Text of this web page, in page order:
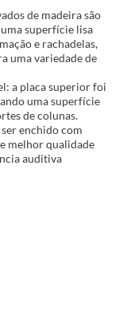
de madeira são
superfície lisa
e rachadelas,
uma variedade de
a placa superior foi
uma superfície
de colunas.
enchido com
melhor qualidade
auditiva